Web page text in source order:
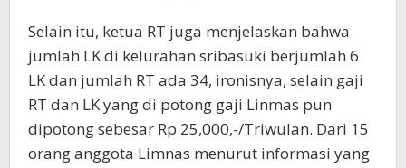
Selain itu, ketua RT juga menjelaskan bahwa
jumlah LK di kelurahan sribasuki berjumlah 6
LK dan jumlah RT ada 34, ironisnya, selain gaji
RT dan LK yang di potong gaji Linmas pun
dipotong sebesar Rp 25,000,-/Triwulan. Dari 15
orang anggota Limnas menurut informasi yang